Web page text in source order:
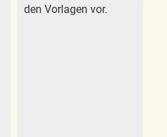
den Vorlagen vor.